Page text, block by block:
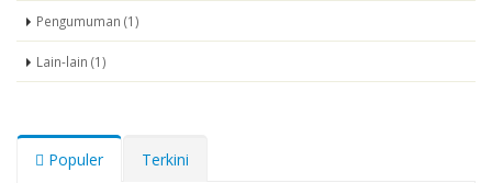
Pengumuman (1)
Lain-lain (1)
Populer Terkini